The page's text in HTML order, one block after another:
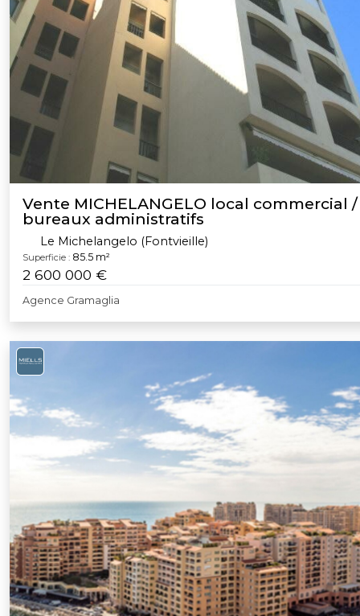
Vente MICHELANGELO local commercial /
bureaux administratifs
Le Michelangelo (Fontvieille)
Superficie : 85.5 m²
2 600 000 €
Agence Gramaglia